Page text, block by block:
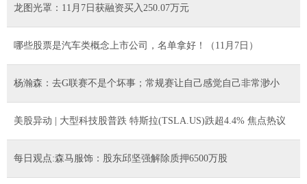
龙图光罩：11月7日获融资买入250.07万元
哪些股票是汽车类概念上市公司，名单拿好！（11月7日）
杨瀚森：去G联赛不是个坏事；常规赛让自己感觉自己非常渺小
美股异动 | 大型科技股普跌 特斯拉(TSLA.US)跌超4.4% 焦点热议
每日观点:森马服饰：股东邱坚强解除质押6500万股